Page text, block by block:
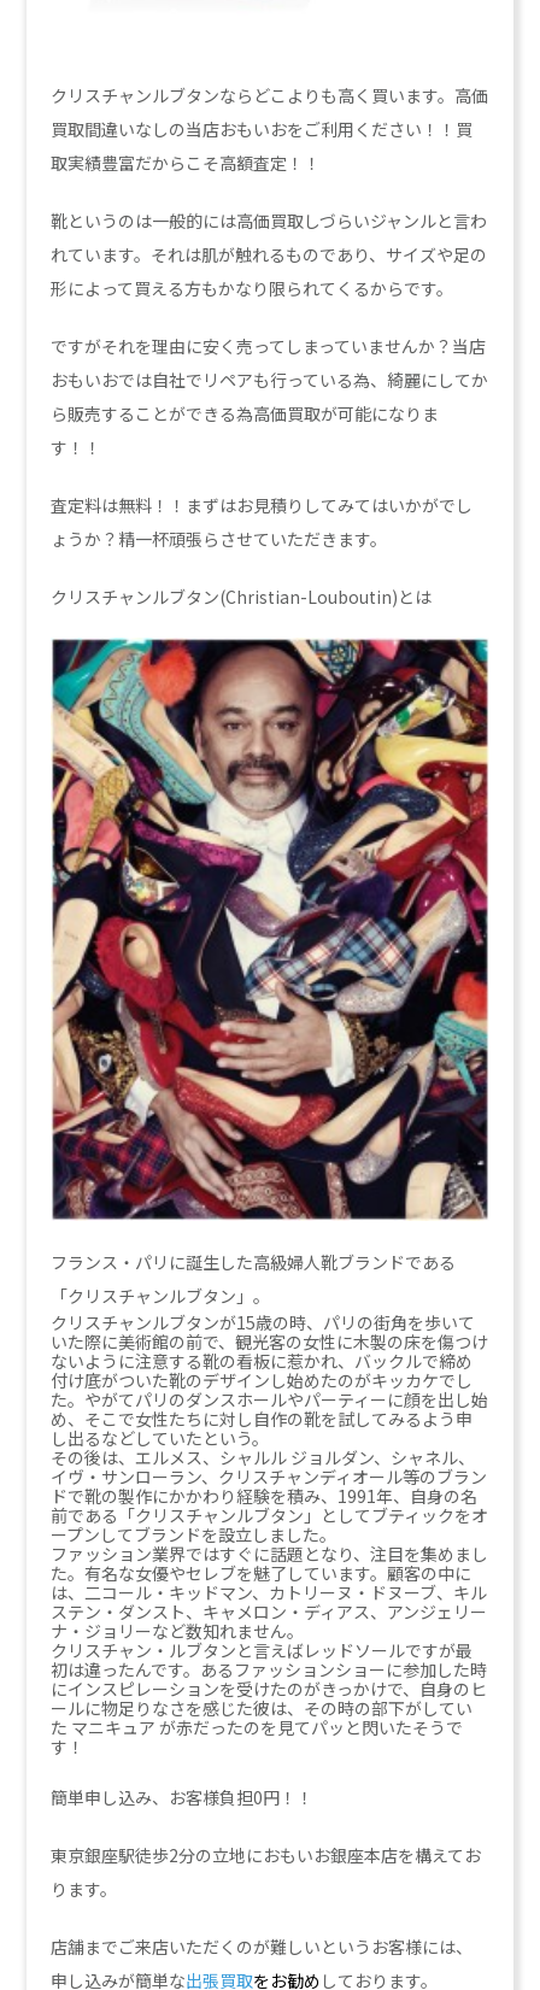
クリスチャンルブタンならどこよりも高く買います。高価
買取間違いなしの当店おもいおをご利用ください！！買
取実績豊富だからこそ高額査定！！
靴というのは一般的には高価買取しづらいジャンルと言わ
れています。それは肌が触れるものであり、サイズや足の
形によって買える方もかなり限られてくるからです。
ですがそれを理由に安く売ってしまっていませんか？当店
おもいおでは自社でリペアも行っている為、綺麗にしてか
ら販売することができる為高価買取が可能になりま
す！！
査定料は無料！！まずはお見積りしてみてはいかがでし
ょうか？精一杯頑張らさせていただきます。
クリスチャンルブタン(Christian-Louboutin)とは
フランス・パリに誕生した高級婦人靴ブランドである
「クリスチャンルブタン」。
クリスチャンルブタンが15歳の時、パリの街角を歩いて
いた際に美術館の前で、観光客の女性に木製の床を傷つけ
ないように注意する靴の看板に惹かれ、バックルで締め
付け底がついた靴のデザインし始めたのがキッカケでし
た。やがてパリのダンスホールやパーティーに顔を出し始
め、そこで女性たちに対し自作の靴を試してみるよう申
し出るなどしていたという。
その後は、エルメス、シャルル ジョルダン、シャネル、
イヴ・サンローラン、クリスチャンディオール等のブラン
ドで靴の製作にかかわり経験を積み、1991年、自身の名
前である「クリスチャンルブタン」としてブティックをオ
ープンしてブランドを設立しました。
ファッション業界ではすぐに話題となり、注目を集めまし
た。有名な女優やセレブを魅了しています。顧客の中に
は、二コール・キッドマン、カトリーヌ・ドヌーブ、キル
ステン・ダンスト、キャメロン・ディアス、アンジェリー
ナ・ジョリーなど数知れません。
クリスチャン・ルブタンと言えばレッドソールですが最
初は違ったんです。あるファッションショーに参加した時
にインスピレーションを受けたのがきっかけで、自身のヒ
ールに物足りなさを感じた彼は、その時の部下がしてい
た マニキュア が赤だったのを見てパッと閃いたそうで
す！
簡単申し込み、お客様負担0円！！
東京銀座駅徒歩2分の立地におもいお銀座本店を構えてお
ります。
店舗までご来店いただくのが難しいというお客様には、
申し込みが簡単な出張買取をお勧め しております。